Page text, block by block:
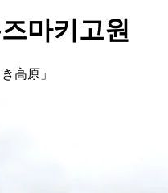
마키고원
き高原 」